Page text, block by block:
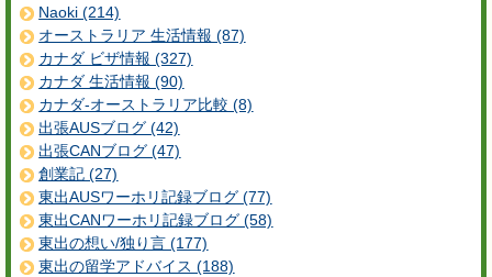
Naoki (214)
オーストラリア 生活情報 (87)
カナダ ビザ情報 (327)
カナダ 生活情報 (90)
カナダ-オーストラリア比較 (8)
出張AUSブログ (42)
出張CANブログ (47)
創業記 (27)
東出AUSワーホリ記録ブログ (77)
東出CANワーホリ記録ブログ (58)
東出の想い/独り言 (177)
東出の留学アドバイス (188)